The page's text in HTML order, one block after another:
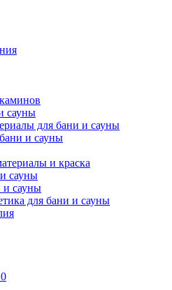
сауны
для бани и сауны
и сауны
и краска
сауны
и сауны
для бани и сауны
0